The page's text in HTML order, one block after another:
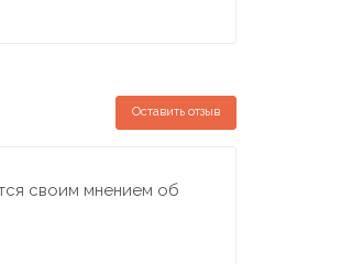
Оставить отзыв
своим мнением об